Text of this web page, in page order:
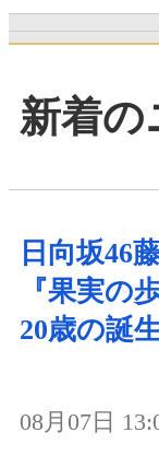
新着の
日向坂46
『果実の
20歳の誕
08月07日